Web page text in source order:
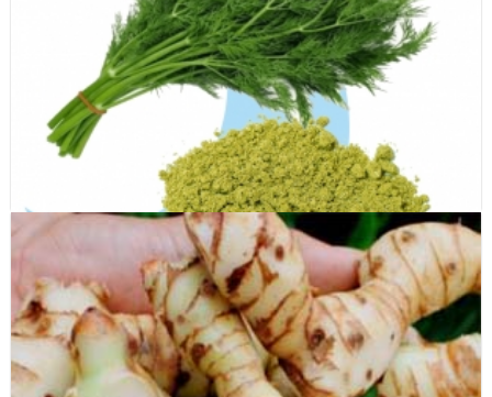
Nấm đông cô